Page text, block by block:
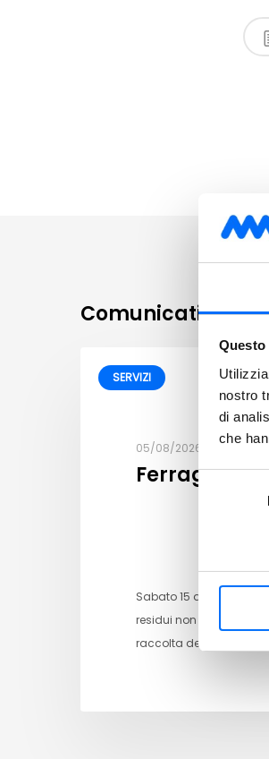
nostro
di
che
Selezione
Comunicati
SERVIZI
05/08/2026
Ferragosto
Sabato 15 agosto la
residui non verrà
raccolta dell’umido si…